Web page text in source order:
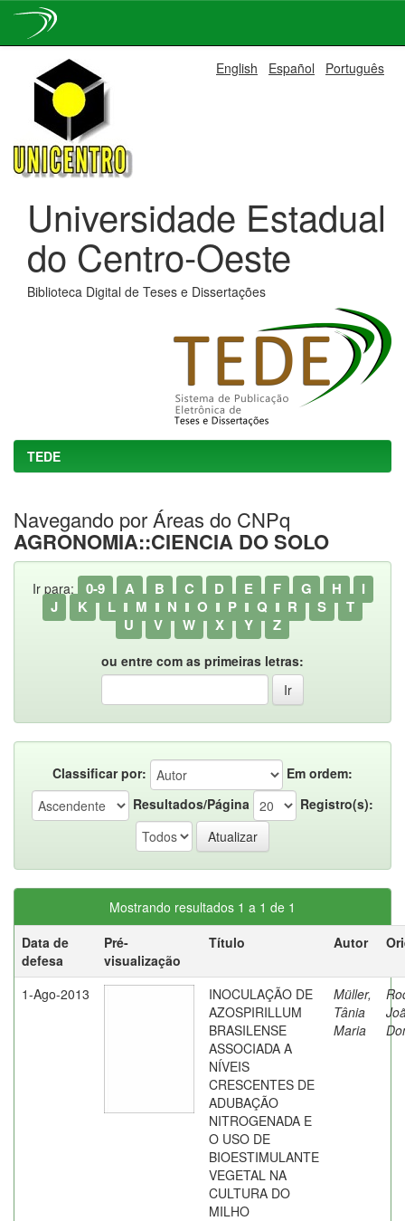
navigation
English Español Português
Universidade Estadual
do Centro-Oeste
Biblioteca Digital de Teses e Dissertações
TEDE
Navegando por Áreas do CNPq
AGRONOMIA::CIENCIA DO SOLO
Ir para: 0-9 A B C D E F G H
I
J
K L M N O P Q R S
T
U
V W X Y Z
ou entre com as primeiras letras:
Classificar por:
Em ordem:
Resultados/Página
Registro(s):
Mostrando resultados 1 a 1 de 1
Data de
defesa
Pré-
visualização
Título Autor
1-Ago-2013
INOCULAÇÃO DE
AZOSPIRILLUM
BRASILENSE
ASSOCIADA A
NÍVEIS
CRESCENTES DE
ADUBAÇÃO
NITROGENADA E
O USO DE
BIOESTIMULANTE
VEGETAL NA
CULTURA DO
MILHO
Müller,
Tânia
Maria